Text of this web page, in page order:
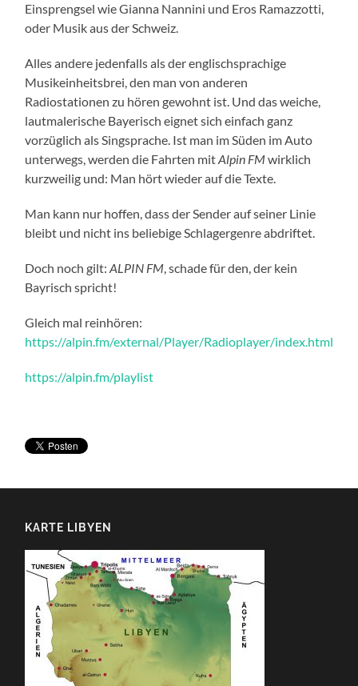
Einsprengsel wie Gianna Nannini und Eros Ramazzotti,
oder Musik aus der Schweiz.
Alles andere jedenfalls als der englischsprachige
Musikeinheitsbrei, den man von anderen
Radiostationen zu hören gewohnt ist. Und das weiche,
lautmalerische Bayerisch eignet sich einfach ganz
vorzüglich als Singsprache. Ist man im Süden im Auto
unterwegs, werden die Fahrten mitAlpin FMwirklich
kurzweilig und: Man hört wieder auf die Texte.
Man kann nur hoffen, dass der Sender auf seiner Linie
bleibt und nicht ins beliebige Schlagergenre abdriftet.
Doch noch gilt:ALPIN FM, schade für den, der kein
Bayrisch spricht!
Gleich mal reinhören:
https://alpin.fm/external/Player/Radioplayer/index.html
https://alpin.fm/playlist
KARTE LIBYEN